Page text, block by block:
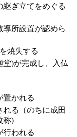
継ぎ立てをめぐる
導所設置が認めら
を焼失する
堂)が完成し、入仏
置かれる
れる（のちに成田
称)
行われる